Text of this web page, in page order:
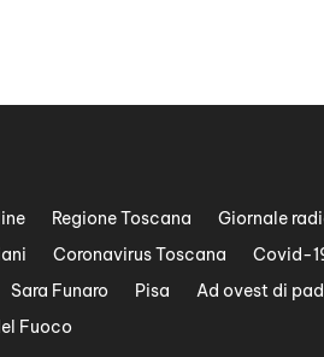
Regione Toscana Giornale
Coronavirus Toscana Covid-
Sara Funaro Pisa Ad ovest di
Fuoco